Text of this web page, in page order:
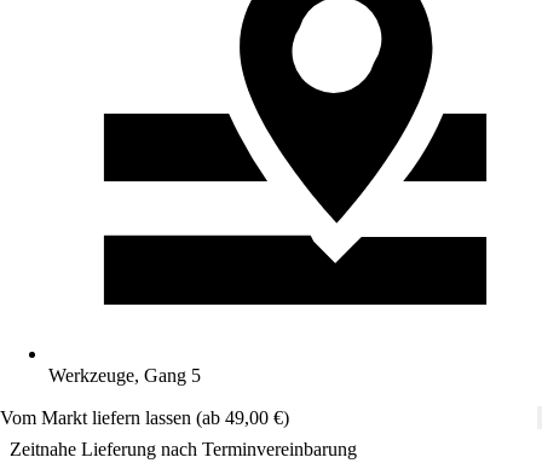
Werkzeuge, Gang 5
Vom Markt liefern lassen (ab 49,00 €)
Zeitnahe Lieferung nach Terminvereinbarung